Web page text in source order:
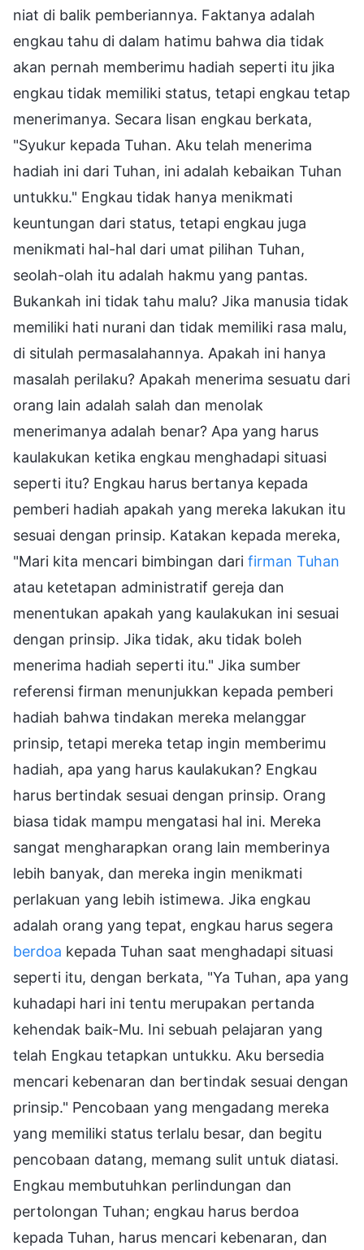
niat di balik pemberiannya. Faktanya adalah
engkau tahu di dalam hatimu bahwa dia tidak
akan pernah memberimu hadiah seperti itu jika
engkau tidak memiliki status, tetapi engkau tetap
menerimanya. Secara lisan engkau berkata,
"Syukur kepada Tuhan. Aku telah menerima
hadiah ini dari Tuhan, ini adalah kebaikan Tuhan
untukku." Engkau tidak hanya menikmati
keuntungan dari status, tetapi engkau juga
menikmati hal-hal dari umat pilihan Tuhan,
seolah-olah itu adalah hakmu yang pantas.
Bukankah ini tidak tahu malu? Jika manusia tidak
memiliki hati nurani dan tidak memiliki rasa malu,
di situlah permasalahannya. Apakah ini hanya
masalah perilaku? Apakah menerima sesuatu dari
orang lain adalah salah dan menolak
menerimanya adalah benar? Apa yang harus
kaulakukan ketika engkau menghadapi situasi
seperti itu? Engkau harus bertanya kepada
pemberi hadiah apakah yang mereka lakukan itu
sesuai dengan prinsip. Katakan kepada mereka,
"Mari kita mencari bimbingan dari firman Tuhan
atau ketetapan administratif gereja dan
menentukan apakah yang kaulakukan ini sesuai
dengan prinsip. Jika tidak, aku tidak boleh
menerima hadiah seperti itu." Jika sumber
referensi firman menunjukkan kepada pemberi
hadiah bahwa tindakan mereka melanggar
prinsip, tetapi mereka tetap ingin memberimu
hadiah, apa yang harus kaulakukan? Engkau
harus bertindak sesuai dengan prinsip. Orang
biasa tidak mampu mengatasi hal ini. Mereka
sangat mengharapkan orang lain memberinya
lebih banyak, dan mereka ingin menikmati
perlakuan yang lebih istimewa. Jika engkau
adalah orang yang tepat, engkau harus segera
berdoa kepada Tuhan saat menghadapi situasi
seperti itu, dengan berkata, "Ya Tuhan, apa yang
kuhadapi hari ini tentu merupakan pertanda
kehendak baik-Mu. Ini sebuah pelajaran yang
telah Engkau tetapkan untukku. Aku bersedia
mencari kebenaran dan bertindak sesuai dengan
prinsip." Pencobaan yang mengadang mereka
yang memiliki status terlalu besar, dan begitu
pencobaan datang, memang sulit untuk diatasi.
Engkau membutuhkan perlindungan dan
pertolongan Tuhan; engkau harus berdoa
kepada Tuhan, harus mencari kebenaran, dan